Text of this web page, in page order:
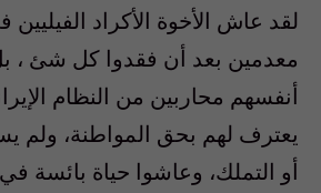
لقد عاش الأخوة الأكراد
معدمين بعد أن فقدوا كل شئ ،
أنفسهم محاربين من النظام
يعترف لهم بحق المواطنة، ولم
أو التملك، وعاشوا حياة بائسة